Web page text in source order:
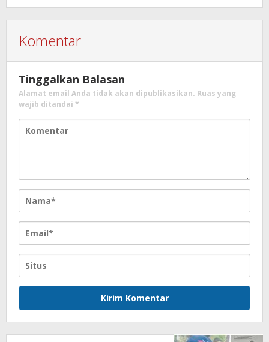
Komentar
Tinggalkan Balasan
Alamat email Anda tidak akan dipublikasikan. Ruas yang
wajib ditandai *